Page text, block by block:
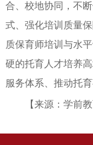
合、校地协同，不
式、强化培训质量
质保育师培训与水
硬的托育人才培养
服务体系、推动托
【来源：学前